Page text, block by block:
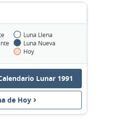
Luna Llena
Luna Nueva
Hoy
Lunar 1991
de Hoy